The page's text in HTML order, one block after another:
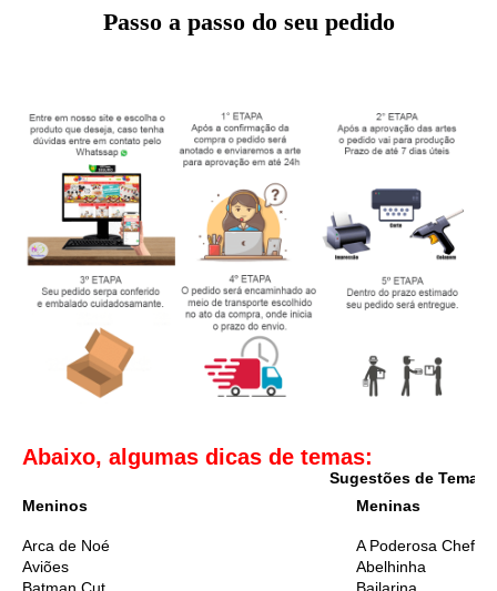
Passo a passo do seu pedido
Abaixo, algumas dicas de temas:
Sugestões de Temas
Meninos
Meninas
Arca de Noé
A Poderosa
Aviões
Abelhinha